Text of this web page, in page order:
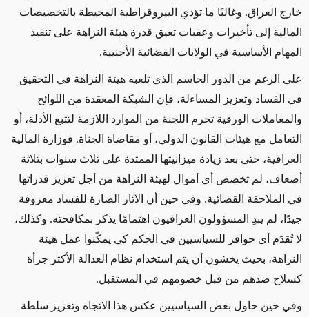
خارج العراق. وغالبًا ما تؤدي البيروقراطية المحيطة بالتخصيصات
المالية إلى تأخيرات وعقبات تعيق قدرة هيئة النزاهة على تنفيذ
المهام الأساسية في الولايات القضائية الأجنبية.
على الرغم من الدور الحاسم الذي تلعبه هيئة النزاهة في التحقيق
في الفساد وتعزيز المساءلة، فإن الشبكة المعقدة من اللوائح
والمعاملات الورقية تحرم اللجنة من الموارد اللازمة لتتبع الأدلة، أو
التعامل مع هيئات القانون الدولي، أو مقاضاة الجناة. فوزارة المالية
العراقية، حتى بعد زيادة ميزانيتها الممتدة على ثلاث سنوات بثلاثة
أضعاف، لم تخصص أي أموال لهيئة النزاهة من أجل تعزيز قدراتها
في الملاحقة القضائية. وفي حين أن الآثار الضارة للفساد معروفة
جيدًا، لم يبدِ المسؤولون العراقيون اهتمامًا يذكر بمكافحته. وكذلك،
لا تُقدَم أي حوافز للسياسيين في الحكم كي يمكّنوا عمل هيئة
النزاهة، بحيث يخشون أن يتم استخدام نظام العدالة الأكثر جرأة
كسلاح ضدهم من قبل خصومهم في المستقبل.
وفي حين حاول بعض السياسيين عكس هذا الاتجاه وتعزيز سلطة